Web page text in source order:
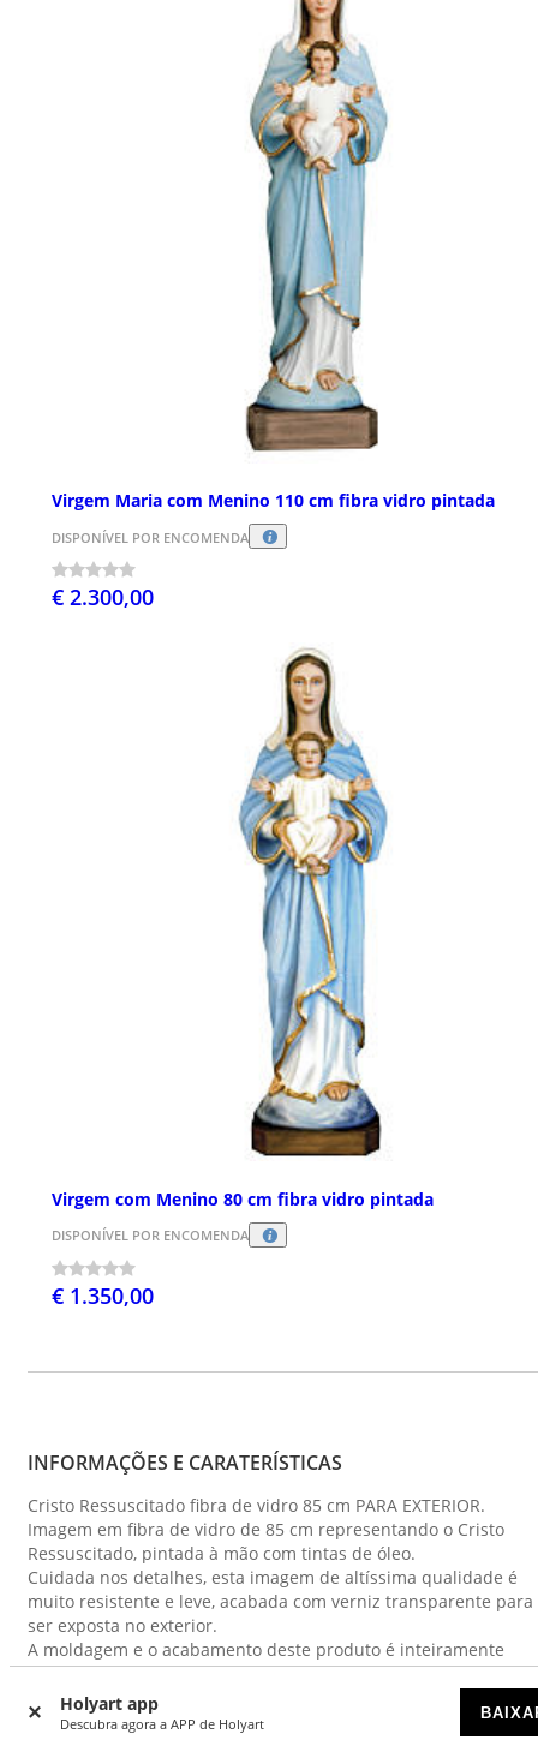
Holyart app
Descubra agora a APP de Holyart
Virgem Maria com Menino 110 cm fibra vidro pintada
DISPONÍVEL POR ENCOMENDA
€ 2.300,00
Virgem com Menino 80 cm fibra vidro pintada
DISPONÍVEL POR ENCOMENDA
€ 1.350,00
INFORMAÇÕES E CARATERÍSTICAS
Cristo Ressuscitado fibra de vidro 85 cm PARA EXTERIOR.
Imagem em fibra de vidro de 85 cm representando o Cristo
Ressuscitado, pintada à mão com tintas de óleo.
Cuidada nos detalhes, esta imagem de altíssima qualidade é
muito resistente e leve, acabada com verniz transparente para
ser exposta no exterior.
A moldagem e o acabamento deste produto é inteiramente
realizada à mão em Itália.
Para a Proteção do Ambiente, informamos que os materiais